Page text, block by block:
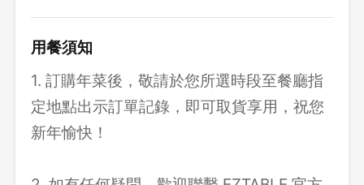
用餐須知
1. 訂購年菜後，敬請於您所選時段至餐廳指
定地點出示訂單記錄，即可取貨享用，祝您
新年愉快！